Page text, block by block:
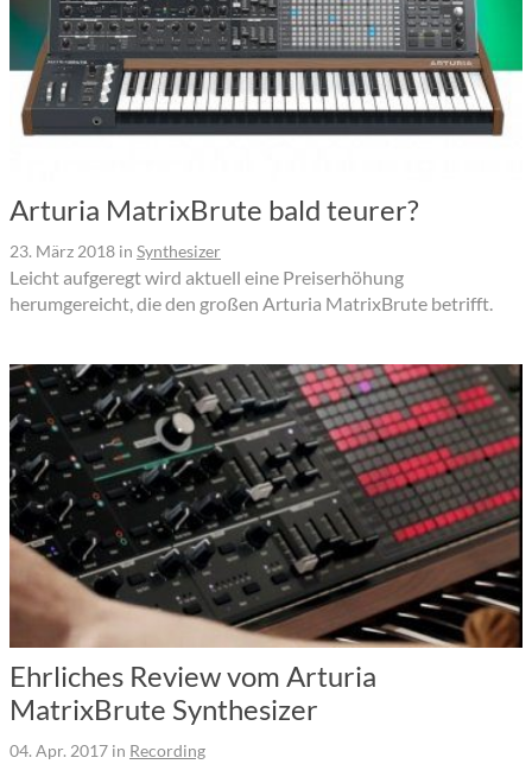
Arturia MatrixBrute bald teurer?
23. März 2018 in Synthesizer
Leicht aufgeregt wird aktuell eine Preiserhöhung
herumgereicht, die den großen Arturia MatrixBrute betrifft.
Ehrliches Review vom Arturia
MatrixBrute Synthesizer
04. Apr. 2017 in Recording